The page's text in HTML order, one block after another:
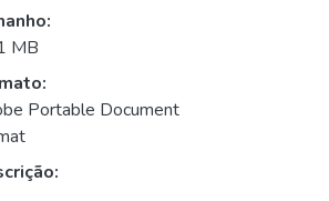
MB
Portable Document